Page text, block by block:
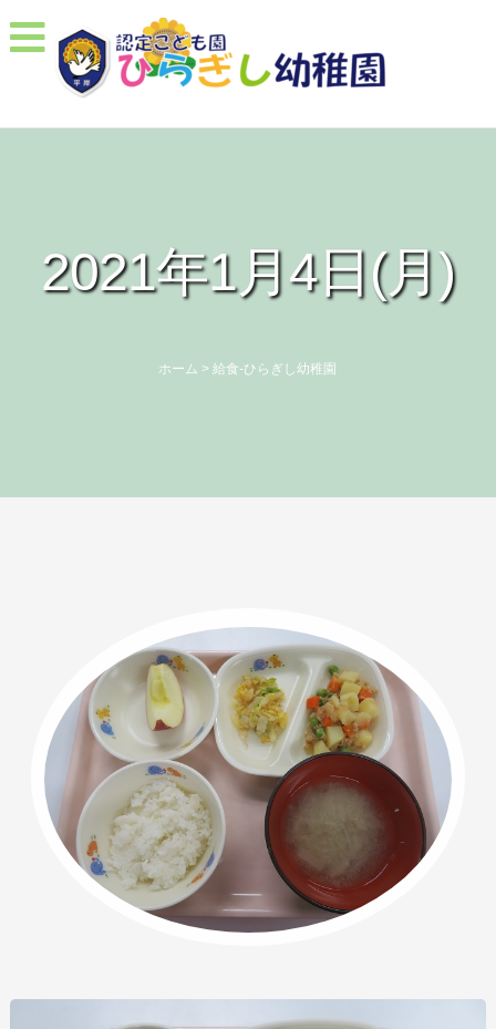
2021年1月4日(月)
ホーム >給食-ひらぎし幼稚園